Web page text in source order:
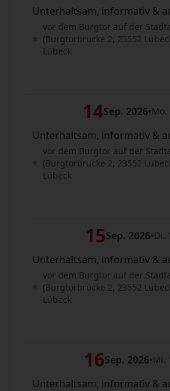
Unterhaltsam, informativ &
vor dem Burgtor auf der
(Burgtorbrücke 2, 23552
Lübeck
14Sep. 2026•Mo.
Unterhaltsam, informativ &
vor dem Burgtor auf der
(Burgtorbrücke 2, 23552
Lübeck
15Sep. 2026•Di.
Unterhaltsam, informativ &
vor dem Burgtor auf der
(Burgtorbrücke 2, 23552
Lübeck
16Sep. 2026•Mi.
Unterhaltsam, informativ &